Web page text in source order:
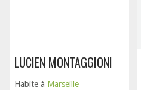
LUCIEN MONTAGGIONI
Habite à Marseille